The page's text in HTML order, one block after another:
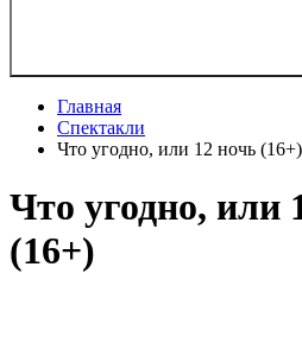
Главная
Спектакли
Что угодно, или 12 ночь (16+)
Что угодно, или
(16+)